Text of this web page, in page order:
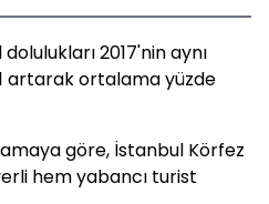
2017'nin aynı
artarak ortalama yüzde
göre, İstanbul Körfez
hem yabancı turist